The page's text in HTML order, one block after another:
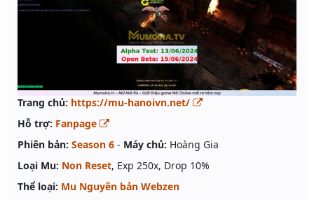
Trang chủ: https://mu-hanoivn.net/
Hỗ trợ: Fanpage
Phiên bản: Season 6 - Máy chủ: Hoàng Gia
Loại Mu: Non Reset, Exp 250x, Drop 10%
Thể loại: Mu Nguyên bản Webzen